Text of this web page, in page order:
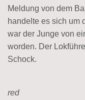
Meldung von dem
handelte es sich um
war der Junge von
worden. Der
Schock.
red